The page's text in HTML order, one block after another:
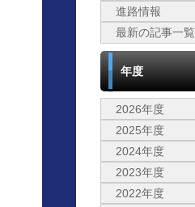
進路情報
最新の記事一覧
年度
2026年度
2025年度
2024年度
2023年度
2022年度